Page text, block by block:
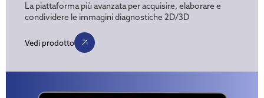
La piattaforma più avanzata per acquisire, elaborare e
condividere le immagini diagnostiche 2D/3D
Vedi prodotto